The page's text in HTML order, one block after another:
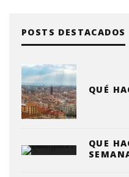
POSTS DESTACADOS
QUÉ
QUE